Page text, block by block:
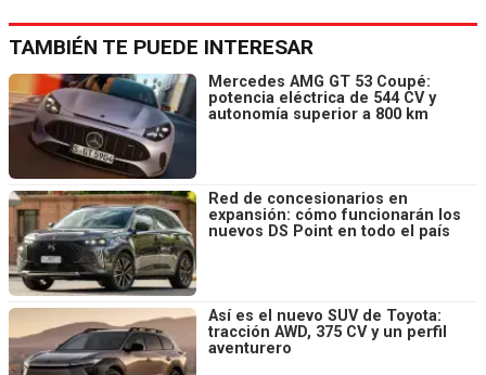
TAMBIÉN TE PUEDE INTERESAR
Mercedes AMG GT 53 Coupé:
potencia eléctrica de 544 CV y
autonomía superior a 800 km
Red de concesionarios en
expansión: cómo funcionarán los
nuevos DS Point en todo el país
Así es el nuevo SUV de Toyota:
tracción AWD, 375 CV y un perfil
aventurero